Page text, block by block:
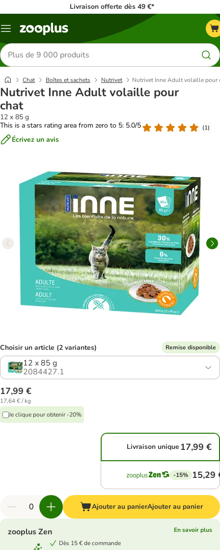
Livraison offerte dès 49 €*
Menu
Rechercher
des
produits
Chat Boîtes et sachets Nutrivet Nutrivet Inne Adult volaille pour
Nutrivet Inne Adult volaille pour
chat
12 x 85 g
This is a stars rating area from zero to 5: 5.0/5
(1)
Écrivez un avis
Choisir un article (2 variantes) Remise disponible
12 x 85 g
2084427.1
17,99 €
17,64 € / kg
Je clique pour obtenir -20%
Livraison unique 17,99 €
-15% 15,29
Ajouter au panierAjouter au panier
zooplus Zen
En savoir plus
Dès 15 € de commande